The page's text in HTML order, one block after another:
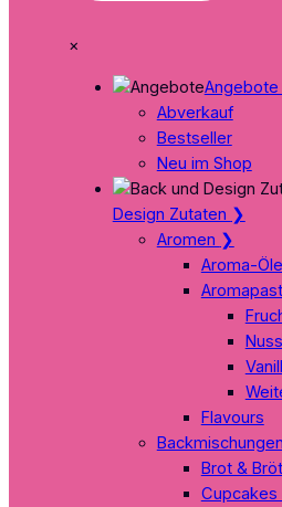
×
Angebote
Abverkauf
Bestseller
Neu im Shop
Design Zutaten ❯
Aromen ❯
Aroma-Öle
Nuss
Flavours
Backmischungen
Brot &
Cupcakes